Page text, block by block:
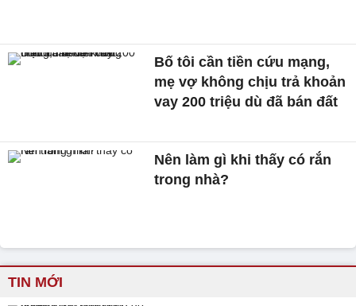
Bố tôi cần tiền cứu mạng,
mẹ vợ không chịu trả khoản
vay 200 triệu dù đã bán đất
Nên làm gì khi thấy có rắn
trong nhà?
TIN MỚI